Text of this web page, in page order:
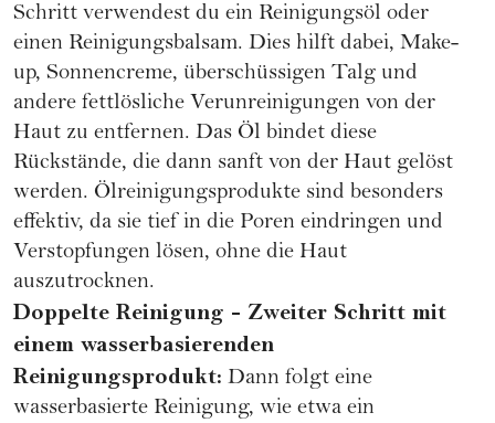
Schritt verwendest du ein Reinigungsöl oder
einen Reinigungsbalsam. Dies hilft dabei, Make-
up, Sonnencreme, überschüssigen Talg und
andere fettlösliche Verunreinigungen von der
Haut zu entfernen. Das Öl bindet diese
Rückstände, die dann sanft von der Haut gelöst
werden. Ölreinigungsprodukte sind besonders
effektiv, da sie tief in die Poren eindringen und
Verstopfungen lösen, ohne die Haut
auszutrocknen.
Doppelte Reinigung - Zweiter Schritt mit
einem wasserbasierenden
Reinigungsprodukt: Dann folgt eine
wasserbasierte Reinigung, wie etwa ein